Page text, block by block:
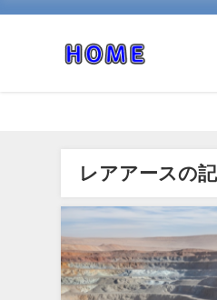
レアアースの